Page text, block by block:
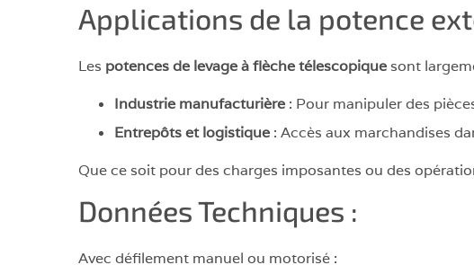
Applications de la potence
Les potences de levage à flèche télescopique sont
Industrie manufacturière : Pour manipuler des
Entrepôts et logistique : Accès aux marchandises
Que ce soit pour des charges imposantes ou des
Données Techniques :
Avec défilement manuel ou motorisé :